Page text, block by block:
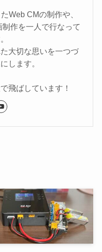
Web CMの制作や、
作を一人で行なって
大切な思いを一つづ
します。
飛ばしています！